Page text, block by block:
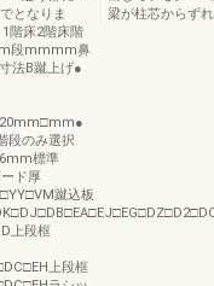
となりま
階床2階床階
段mmmm鼻
法B蹴上げ●
段のみ選択
標準
ド厚
蹴込板
上段框
上段框
梁が柱芯からず